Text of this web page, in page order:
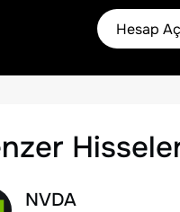
Hesap Aç
NVDA